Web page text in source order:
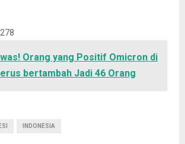
278
Orang yang Positif Omicron di
bertambah Jadi 46 Orang
INDONESIA